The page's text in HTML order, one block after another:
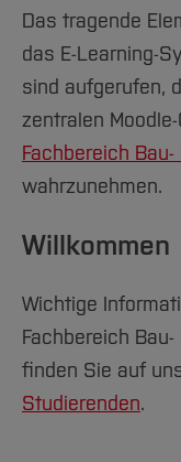
Das tragende
das E-Learning-
sind aufgerufen,
zentralen
Fachbereich
wahrzunehmen.
Willkommen
Wichtige
Fachbereich
finden Sie auf
Studierenden.